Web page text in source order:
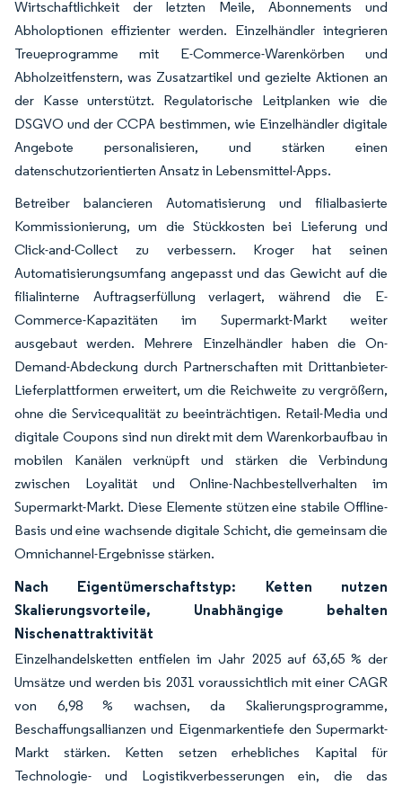
Wirtschaftlichkeit der letzten Meile, Abonnements und
Abholoptionen effizienter werden. Einzelhändler integrieren
Treueprogramme mit E-Commerce-Warenkörben und
Abholzeitfenstern, was Zusatzartikel und gezielte Aktionen an
der Kasse unterstützt. Regulatorische Leitplanken wie die
DSGVO und der CCPA bestimmen, wie Einzelhändler digitale
Angebote personalisieren, und stärken einen
datenschutzorientierten Ansatz in Lebensmittel-Apps.
Betreiber balancieren Automatisierung und filialbasierte
Kommissionierung, um die Stückkosten bei Lieferung und
Click-and-Collect zu verbessern. Kroger hat seinen
Automatisierungsumfang angepasst und das Gewicht auf die
filialinterne Auftragserfüllung verlagert, während die E-
Commerce-Kapazitäten im Supermarkt-Markt weiter
ausgebaut werden. Mehrere Einzelhändler haben die On-
Demand-Abdeckung durch Partnerschaften mit Drittanbieter-
Lieferplattformen erweitert, um die Reichweite zu vergrößern,
ohne die Servicequalität zu beeinträchtigen. Retail-Media und
digitale Coupons sind nun direkt mit dem Warenkorbaufbau in
mobilen Kanälen verknüpft und stärken die Verbindung
zwischen Loyalität und Online-Nachbestellverhalten im
Supermarkt-Markt. Diese Elemente stützen eine stabile Offline-
Basis und eine wachsende digitale Schicht, die gemeinsam die
Omnichannel-Ergebnisse stärken.
Nach Eigentümerschaftstyp: Ketten nutzen
Skalierungsvorteile, Unabhängige behalten
Nischenattraktivität
Einzelhandelsketten entfielen im Jahr 2025 auf 63,65 % der
Umsätze und werden bis 2031 voraussichtlich mit einer CAGR
von 6,98 % wachsen, da Skalierungsprogramme,
Beschaffungsallianzen und Eigenmarkentiefe den Supermarkt-
Markt stärken. Ketten setzen erhebliches Kapital für
Technologie- und Logistikverbesserungen ein, die das